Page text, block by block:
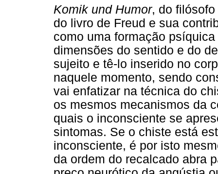
Komik und Humor, do
do livro de Freud e sua
como uma formação
dimensões do sentido e do
sujeito e tê-lo inserido no
naquele momento, sendo
vai enfatizar na técnica do
os mesmos mecanismos da
quais o inconsciente se
sintomas. Se o chiste está
inconsciente, é por isto
da ordem do recalcado abra